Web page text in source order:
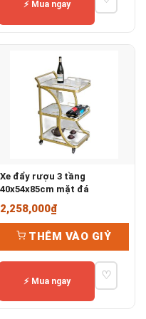
⚡ Mua ngay
Xe đẩy rượu 3 tầng
40x54x85cm mặt đá
2,258,000₫
THÊM VÀO GIỶ
⚡ Mua ngay ♡